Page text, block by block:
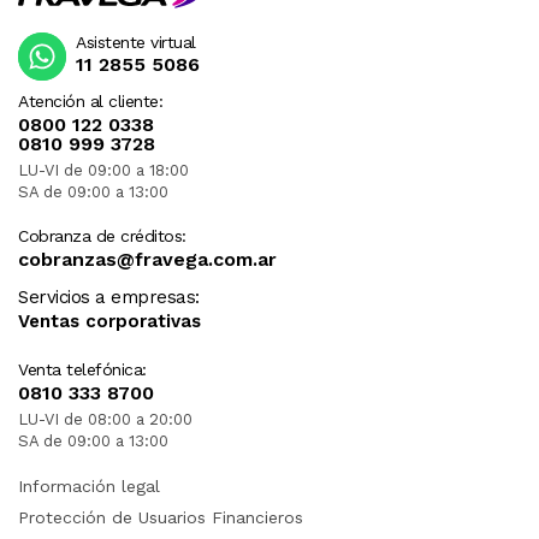
Atención al cliente:
0800 122 0338
0810 999 3728
LU-VI de 09:00 a 18:00
SA de 09:00 a 13:00
Cobranza de créditos:
cobranzas@fravega.com.ar
Servicios a empresas:
Ventas corporativas
Venta telefónica:
0810 333 8700
LU-VI de 08:00 a 20:00
SA de 09:00 a 13:00
Asistente virtual
11 2855 5086
Información legal
Protección de Usuarios Financieros